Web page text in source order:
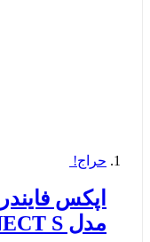
حراج!
مدل E-CONNECT S